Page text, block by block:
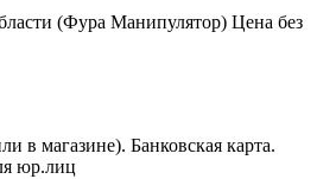
(Фура Манипулятор) Цена без
в магазине). Банковская карта.
юр.лиц